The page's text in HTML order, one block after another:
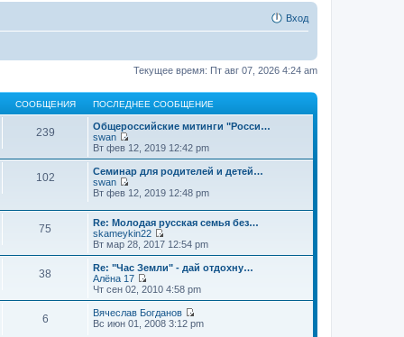
Вход
Текущее время: Пт авг 07, 2026 4:24 am
СООБЩЕНИЯ ПОСЛЕДНЕЕ СООБЩЕНИЕ
239
Общероссийские митинги "Росси…
swan
П
е
р
е
й
т
и
к
п
о
с
л
е
д
м
у
Вт фев 12, 2019 12:42 pm
102
Семинар для родителей и детей…
swan
П
р
е
й
т
и
к
п
о
с
л
е
Вт фев 12, 2019 12:48 pm
75
Re: Молодая русская семья без…
skameykin22
П
е
р
е
й
к
п
Вт мар 28, 2017 12:54 pm
38
Re: "Час Земли" - дай отдохну…
Алёна 17
П
е
р
е
й
Чт сен 02, 2010 4:58 pm
6
Вячеслав Богданов
П
Вс июн 01, 2008 3:12 pm